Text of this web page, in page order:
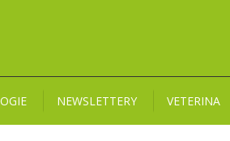
NEWSLETTERY VETERINA